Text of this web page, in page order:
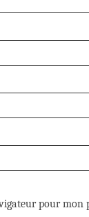
pour mon